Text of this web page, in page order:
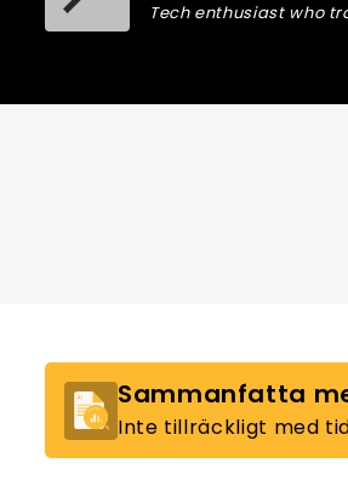
Tech enthusiast who
Sammanfatta
Inte tillräckligt med